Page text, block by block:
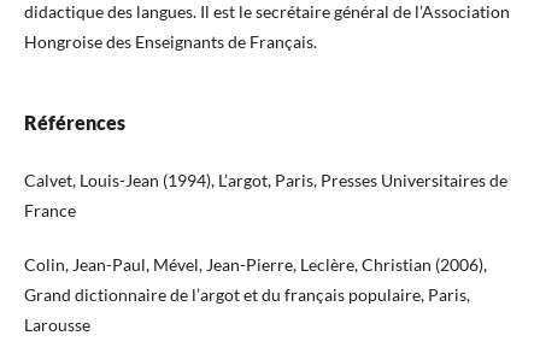
didactique des langues. Il est le secrétaire général de l’Association
Hongroise des Enseignants de Français.
Références
Calvet, Louis-Jean (1994), L’argot, Paris, Presses Universitaires de
France
Colin, Jean-Paul, Mével, Jean-Pierre, Leclère, Christian (2006),
Grand dictionnaire de l’argot et du français populaire, Paris,
Larousse